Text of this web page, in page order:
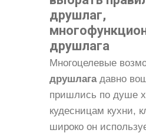
друшлаг,
друшлага
Многоцелевые
друшлагадавно
пришлись по душе
кудесницам кухни,
широко он